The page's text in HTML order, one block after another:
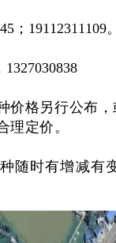
；
1327030838
价格另行公布
理定价。
种 随时有增减有